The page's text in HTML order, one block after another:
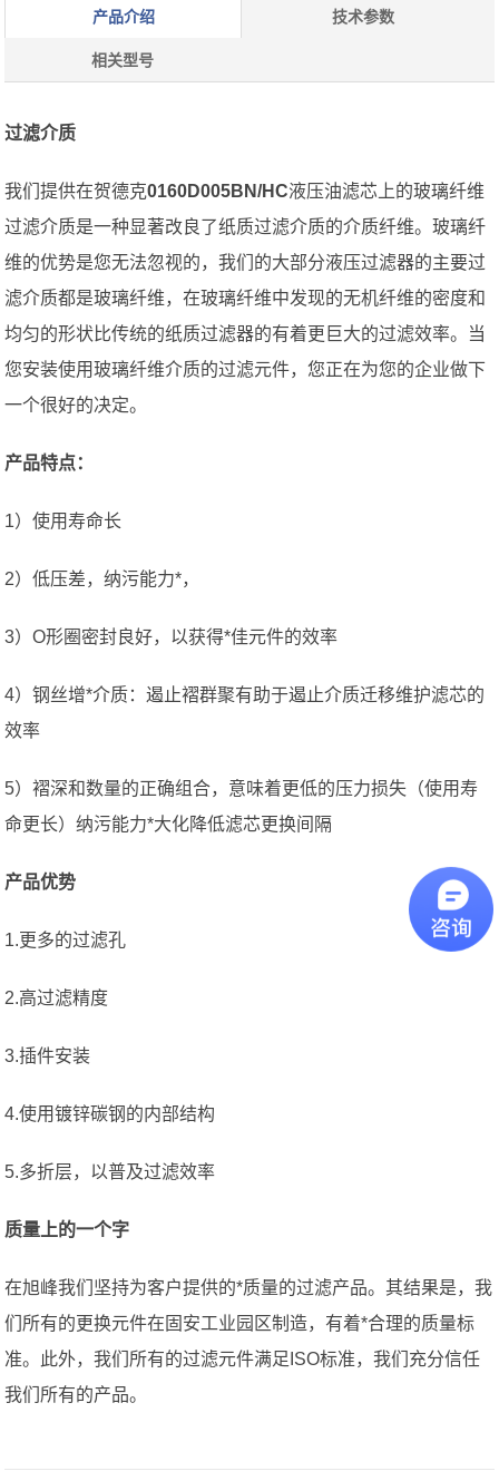
产品介绍 技术参数
相关型号
过滤介质
我们提供在贺德克0160D005BN/HC液压油滤芯上的玻璃纤维
过滤介质是一种显著改良了纸质过滤介质的介质纤维。玻璃纤
维的优势是您无法忽视的，我们的大部分液压过滤器的主要过
滤介质都是玻璃纤维，在玻璃纤维中发现的无机纤维的密度和
均匀的形状比传统的纸质过滤器的有着更巨大的过滤效率。当
您安装使用玻璃纤维介质的过滤元件，您正在为您的企业做下
一个很好的决定。
产品特点：
1）使用寿命长
2）低压差，纳污能力*，
3）O形圈密封良好，以获得*佳元件的效率
4）钢丝增*介质：遏止褶群聚有助于遏止介质迁移维护滤芯的
效率
5）褶深和数量的正确组合，意味着更低的压力损失（使用寿
命更长）纳污能力*大化降低滤芯更换间隔
产品优势
1.更多的过滤孔
2.高过滤精度
3.插件安装
4.使用镀锌碳钢的内部结构
5.多折层，以普及过滤效率
质量上的一个字
在旭峰我们坚持为客户提供的*质量的过滤产品。其结果是，我
们所有的更换元件在固安工业园区制造，有着*合理的质量标
准。此外，我们所有的过滤元件满足ISO标准，我们充分信任
我们所有的产品。